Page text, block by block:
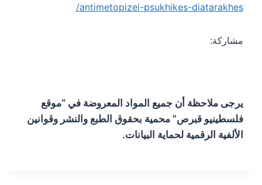
antimetopizei-psukhikes-diatarakhes/
مشاركة:
يرجى ملاحظة أن جميع المواد المعروضة في “موقع
فلسطينيو قبرص” محمية بحقوق الطبع والنشر وقوانين
الألفية الرقمية لحماية البيانات.